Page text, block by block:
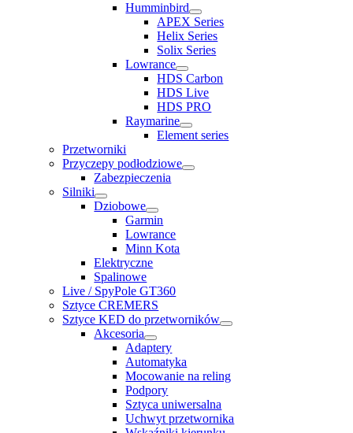
Humminbird
APEX Series
Helix Series
Solix Series
Lowrance
HDS Carbon
HDS Live
HDS PRO
Raymarine
Element series
Przetworniki
Przyczepy podłodziowe
Zabezpieczenia
Silniki
Dziobowe
Garmin
Lowrance
Minn Kota
Elektryczne
Spalinowe
Live / SpyPole GT360
Sztyce CREMERS
Sztyce KED do przetworników
Akcesoria
Adaptery
Automatyka
Mocowanie na reling
Podpory
Sztyca uniwersalna
Uchwyt przetwornika